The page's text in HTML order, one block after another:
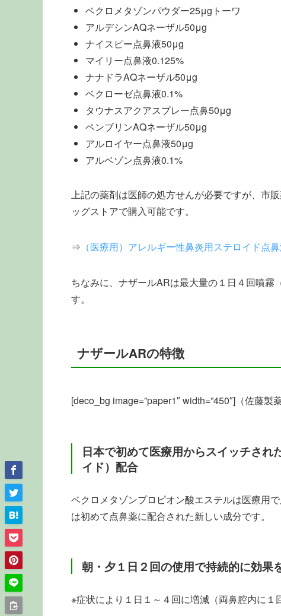
ベクロメタゾンパウダー25μgトーワ
アルデシンAQネーザル50μg
ナイスピー点鼻液50μg
マイリー点鼻液0.125%
ナナドラAQネーザル50μg
ベクローゼ点鼻液0.1%
タウナスアクアスプレー点鼻50μg
ペンブリンAQネーザル50μg
アルロイヤー点鼻液50μg
アルベゾン点鼻液0.1%
上記の薬剤は医師の処方せんが必要ですが、市
ッグストアで購入可能です。
⇒ （医療用）アレルギー性鼻炎用ステロイド点
ちなみに、ナザールARは最大量の１日４回噴霧
す。
ナザールARの特徴
[deco_bg image=”paper1″ width=”450″]（佐藤製
日本で初めて医療用からスイッチさ
イド）配合
ベクロメタゾンプロピオン酸エステルは医療用
は初めて点鼻薬に配合された新しい成分です。
朝・夕１日２回の使用で持続的に効果
※症状により１日１～４回に増減（両鼻腔内に１